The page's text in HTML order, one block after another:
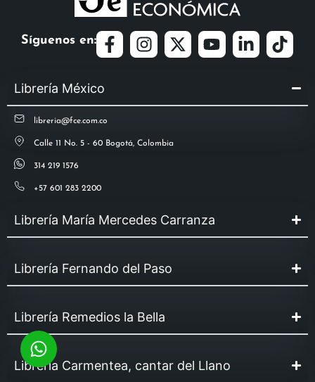
Síguenos en:
Librería México
libreria@fce.com.co
Calle 11 No. 5 - 60 Bogotá, Colombia
314 219 1576
+57 601 283 2200
Librería María Mercedes Carranza
Librería Fernando del Paso
Librería Remedios la Bella
Librería Carmentea, cantar del Llano